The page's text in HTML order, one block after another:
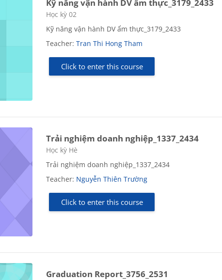
Kỹ năng vận hành DV ẩm thực_3179_2433
Course category
Học kỳ 02
Kỹ năng vận hành DV ẩm thực_3179_2433
Teacher:Tran Thi Hong Tham
Click to enter this course
Trải nghiệm doanh nghiệp_1337_2434
Course category
Học kỳ Hè
Trải nghiệm doanh nghiệp_1337_2434
Teacher: Nguyễn Thiên Trường
Click to enter this course
Graduation Report_3756_2531